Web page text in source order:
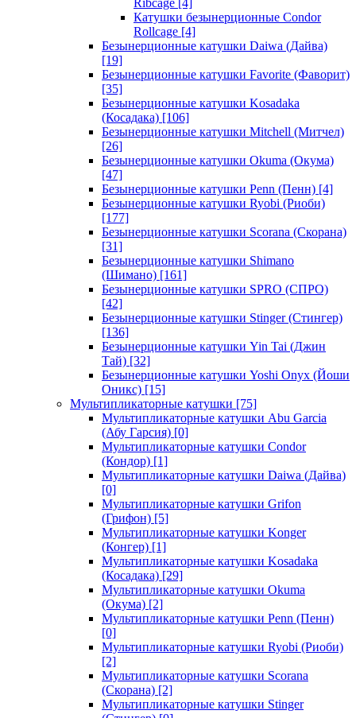
Ribcage [4]
Катушки безынерционные Condor
Rollcage [4]
Безынерционные катушки Daiwa (Дайва)
[19]
Безынерционные катушки Favorite (Фаворит)
[35]
Безынерционные катушки Kosadaka
(Косадака) [106]
Безынерционные катушки Mitchell (Митчел)
[26]
Безынерционные катушки Okuma (Окума)
[47]
Безынерционные катушки Penn (Пенн) [4]
Безынерционные катушки Ryobi (Риоби)
[177]
Безынерционные катушки Scorana (Скорана)
[31]
Безынерционные катушки Shimano
(Шимано) [161]
Безынерционные катушки SPRO (СПРО)
[42]
Безынерционные катушки Stinger (Стингер)
[136]
Безынерционные катушки Yin Tai (Джин
Тай) [32]
Безынерционные катушки Yoshi Onyx (Йоши
Оникс) [15]
Мультипликаторные катушки [75]
Мультипликаторные катушки Abu Garcia
(Абу Гарсия) [0]
Мультипликаторные катушки Condor
(Кондор) [1]
Мультипликаторные катушки Daiwa (Дайва)
[0]
Мультипликаторные катушки Grifon
(Грифон) [5]
Мультипликаторные катушки Konger
(Конгер) [1]
Мультипликаторные катушки Kosadaka
(Косадака) [29]
Мультипликаторные катушки Okuma
(Окума) [2]
Мультипликаторные катушки Penn (Пенн)
[0]
Мультипликаторные катушки Ryobi (Риоби)
[2]
Мультипликаторные катушки Scorana
(Скорана) [2]
Мультипликаторные катушки Stinger